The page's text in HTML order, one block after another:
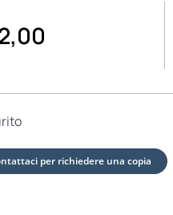
per richiedere una copia